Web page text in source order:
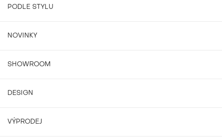
PODLE STYLU
NOVINKY
SHOWROOM
DESIGN
VÝPRODEJ